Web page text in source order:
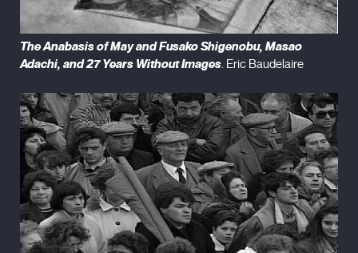
The Anabasis of May and Fusako Shigenobu, Masao
Adachi, and 27 Years Without Images. Eric Baudelaire